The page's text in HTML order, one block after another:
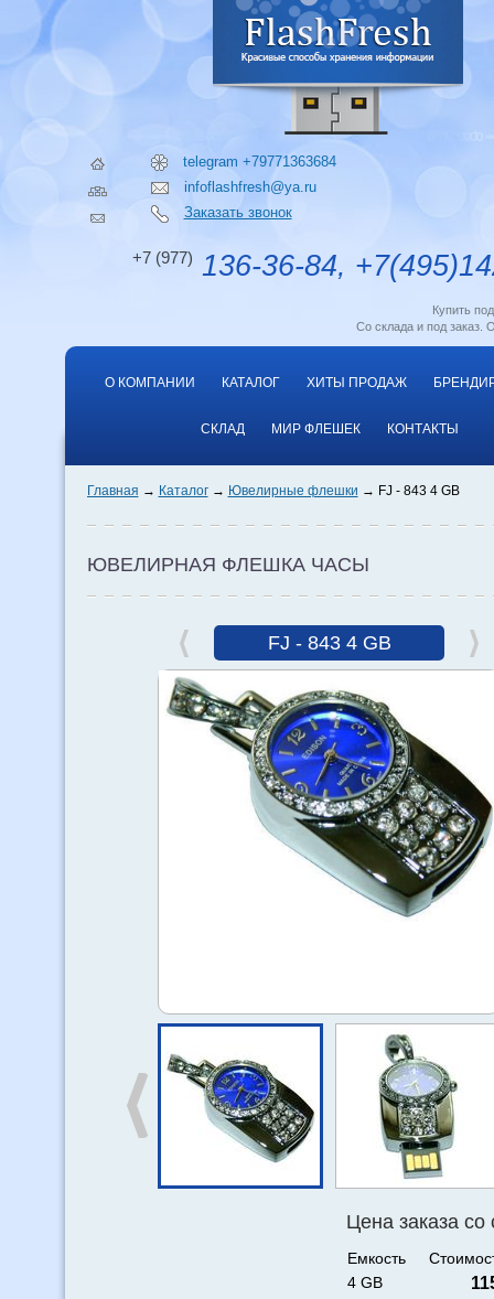
telegram +79771363684
infoflashfresh@ya.ru
Заказать звонок
+7 (977) 136-36-84,
Купить
Со склада и под заказ.
О КОМПАНИИ КАТАЛОГ ХИТЫ ПРОДАЖ
СКЛАД МИР ФЛЕШЕК КОНТАКТЫ
Главная Каталог Ювелирные флешки FJ - 843 4 GB
ЮВЕЛИРНАЯ ФЛЕШКА ЧАСЫ
FJ - 843 4 GB
Цена заказа со
Емкость
4 GB